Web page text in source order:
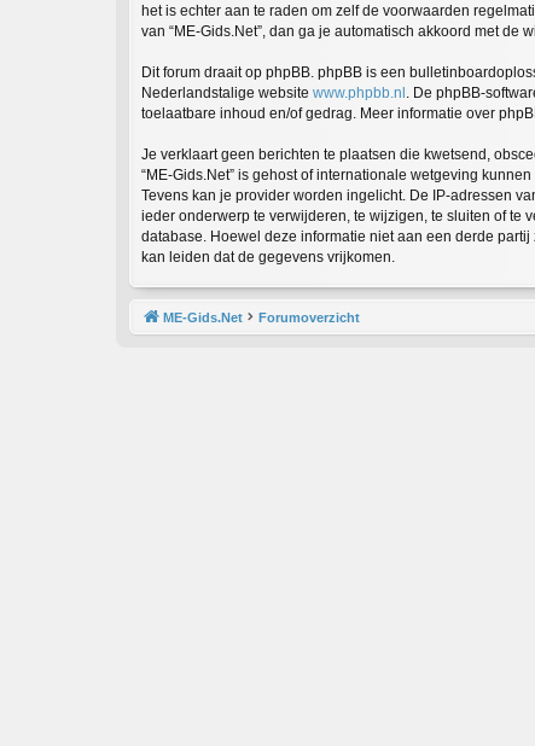
het is echter aan te raden om zelf de voorwaarden
van “ME-Gids.Net”, dan ga je automatisch akkoord met de
Dit forum draait op phpBB. phpBB is een
Nederlandstalige website www.phpbb.nl . De phpBB-
toelaatbare inhoud en/of gedrag. Meer informatie over
Je verklaart geen berichten te plaatsen die kwetsend,
“ME-Gids.Net” is gehost of internationale wetgeving
Tevens kan je provider worden ingelicht. De IP-adressen
ieder onderwerp te verwijderen, te wijzigen, te sluiten of te
database. Hoewel deze informatie niet aan een derde
kan leiden dat de gegevens vrijkomen.
ME-Gids.Net Forumoverzicht